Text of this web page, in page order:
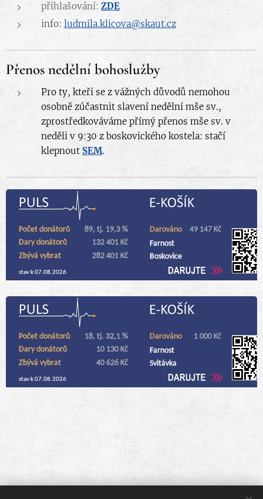
přihlašování: ZDE
info: ludmila.klicova@skaut.cz
Přenos nedělní bohoslužby
Pro ty, kteří se z vážných důvodů nemohou
osobně zúčastnit slavení nedělní mše sv.,
zprostředkováváme přímý přenos mše sv. v
neděli v 9:30 z boskovického kostela: stačí
klepnout SEM.